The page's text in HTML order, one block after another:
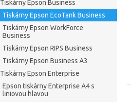
Tiskárny Epson Business
Tiskárny Epson EcoTank Business
Tiskárny Epson WorkForce
Business
Tiskárny Epson RIPS Business
Tiskárny Epson Business A3
Tiskárny Epson Enterprise
Epson tiskárny Enterprise A4 s
liniovou hlavou